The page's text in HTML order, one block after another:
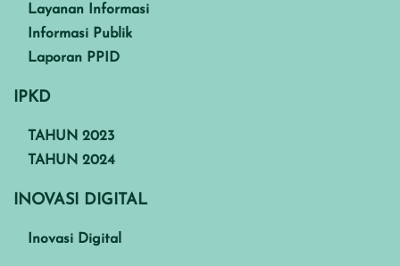
Layanan Informasi
Informasi Publik
Laporan PPID
IPKD
TAHUN 2023
TAHUN 2024
INOVASI DIGITAL
Inovasi Digital